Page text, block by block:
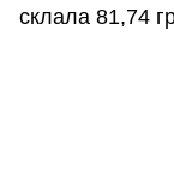
склала 81,74